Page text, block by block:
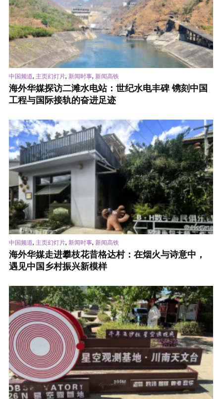
中国频道, 主页幻灯片, 新闻时事, 新闻高铁
海外华媒探访二滩水电站：世纪水电丰碑 镌刻中国
工程与国际接轨的奋进足迹
中国频道, 主页幻灯片, 新闻时事, 新闻高铁
海外华媒走进攀枝花昔格达村：在烟火与诗意中，
遇见中国乡村振兴新模样